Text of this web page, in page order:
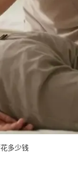
多少钱